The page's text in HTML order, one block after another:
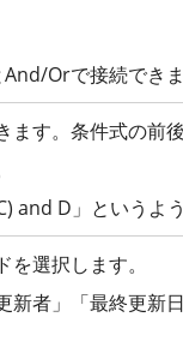
Orで接続できま
す。条件式の前
and D」というよ
選択します。
新者」「最終更新